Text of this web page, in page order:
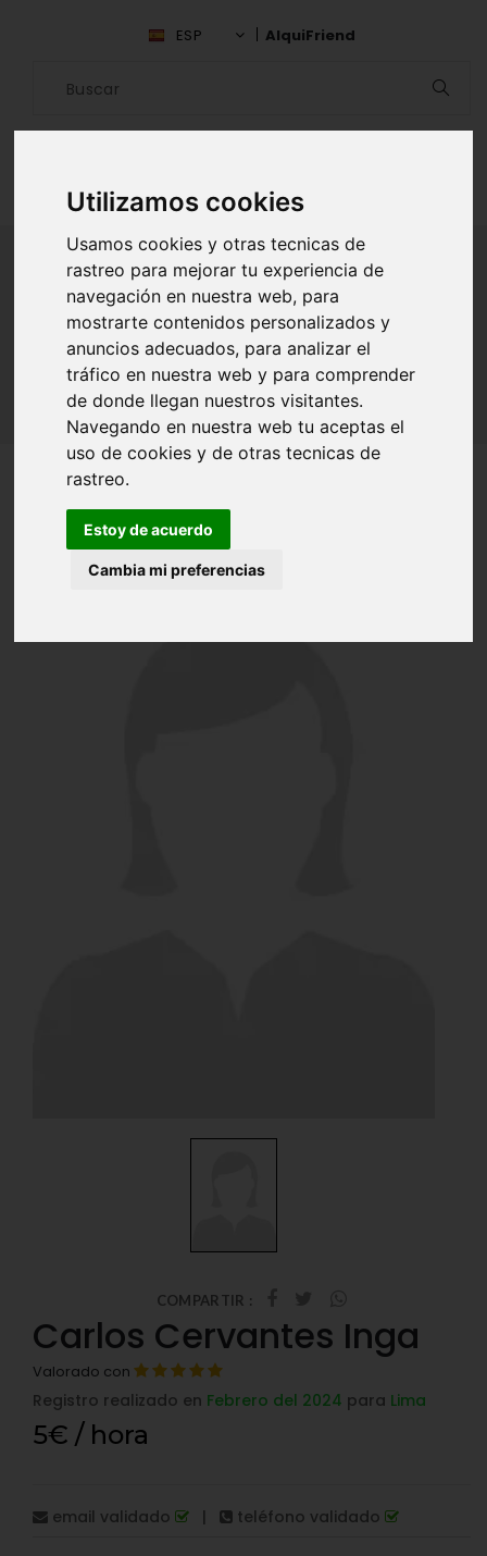
Utilizamos cookies
Usamos cookies y otras tecnicas de
rastreo para mejorar tu experiencia de
navegación en nuestra web, para
mostrarte contenidos personalizados y
anuncios adecuados, para analizar el
tráfico en nuestra web y para comprender
de donde llegan nuestros visitantes.
Navegando en nuestra web tu aceptas el
uso de cookies y de otras tecnicas de
rastreo.
Estoy de acuerdo
Cambia mi preferencias
ESP AlquiFriend
ALQUILAR AMIGO
Inicio Amigos Lima Carlos Cervantes Inga
COMPARTIR :
Carlos Cervantes Inga
Valorado con
Registro realizado en Febrero del 2024 para Lima
5€ / hora
email validado | teléfono validado